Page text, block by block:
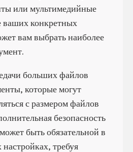
или мультимедийные
конкретных
вам выбрать наиболее
больших файлов
которые могут
с размером файлов
безопасность
быть обязательной в
требуя